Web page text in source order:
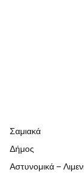
Σαμιακά
Δήμος
Αστυνομικά –